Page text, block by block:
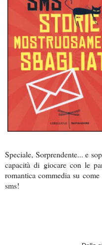
Speciale, Sorprendente... e
capacità di giocare con le
romantica commedia su
sms!